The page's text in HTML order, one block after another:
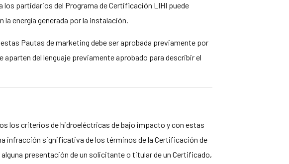
los partidarios del Programa de Certificación LIHI puede
energía generada por la instalación.
Pautas de marketing debe ser aprobada previamente por
del lenguaje previamente aprobado para describir el
los criterios de hidroeléctricas de bajo impacto y con estas
infracción significativa de los términos de la Certificación de
presentación de un solicitante o titular de un Certificado,